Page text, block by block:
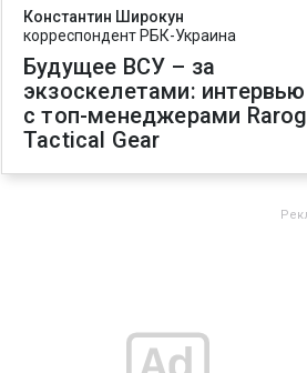
Константин Широкун
корреспондент РБК-Украина
Будущее ВСУ – за
экзоскелетами: интервью
с топ-менеджерами Rarog
Tactical Gear